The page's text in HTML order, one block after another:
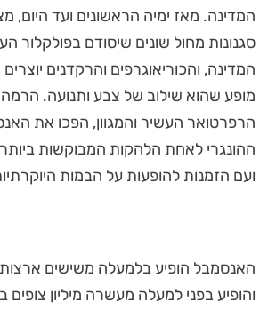
המדינה. מאז ימיה הראשונים ועד היום,
סגנונות מחול שונים שיסודם בפולקלור
המדינה, והכוריאוגרפים והרקדנים
מופע שהוא שילוב של צבע ותנועה.
הרפרטואר העשיר והמגוון, הפכו את
ההונגרי לאחת הלהקות המבוקשות
ועם הזמנות להופעות על הבמות
האנסמבל הופיע בלמעלה משישים
והופיע בפני למעלה מעשרה מיליון